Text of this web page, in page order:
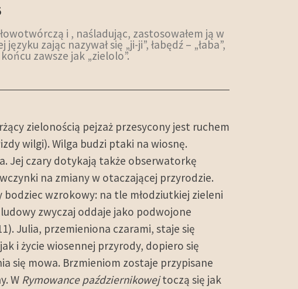
i , naśladując, zastosowałem ją w
zając nazywał się „ji-ji”, łabędź – „łaba”,
zawsze jak „zielolo”.
zielonością pejzaż przesycony jest ruchem
wilgi). Wilga budzi ptaki na wiosnę.
Jej czary dotykają także obserwatorkę
na zmiany w otaczającej przyrodzie.
bodziec wzrokowy: na tle młodziutkiej zieleni
ludowy zwyczaj oddaje jako podwojone
Julia, przemieniona czarami, staje się
i życie wiosennej przyrody, dopiero się
się mowa. Brzmieniom zostaje przypisane
W Rymowance październikowejtoczą się jak